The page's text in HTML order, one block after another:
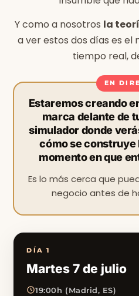
Y como a nosotros la
a ver estos dos días es el
tiempo real,
Estaremos creando
marca delante de
simulador donde
cómo se construye
momento en que
Es lo más cerca que
negocio antes de
DÍA 1
Martes 7 de julio
19:00h (Madrid, ES)